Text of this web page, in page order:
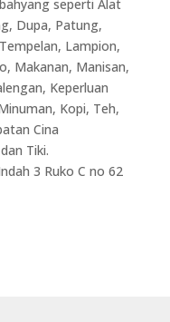
seperti Alat
Dupa, Patung,
Lampion,
Makanan, Manisan,
Keperluan
Kopi, Teh,
Cina
Tiki.
3 Ruko C no 62